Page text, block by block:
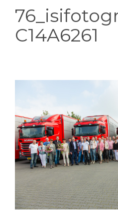
C14A6261